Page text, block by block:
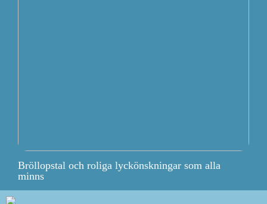
Bröllopstal och roliga lyckönskningar som alla
minns